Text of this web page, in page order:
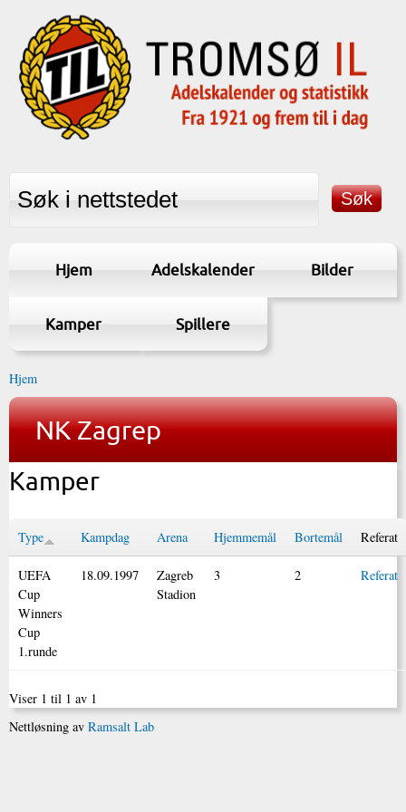
Hjem Adelskalender Bilder
Kamper Spillere
Hjem
NK Zagrep
Kamper
Type Kampdag Arena Hjemmemål Bortemål Referat
UEFA
Cup
Winners
Cup
1.runde
18.09.1997
Zagreb
Stadion
3 2 Referat
Viser 1 til 1 av 1
Nettløsning av Ramsalt Lab